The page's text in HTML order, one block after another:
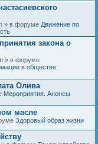
» в форуме Движение по
закона о
» в форуме
в обществе.
Олива
Мероприятия. Анонсы
масле
Здоровый образ жизни